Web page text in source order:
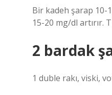
Bir kadeh şarap 10-
15-20 mg/dl artırır.
2 bardak
1 duble rakı, viski,